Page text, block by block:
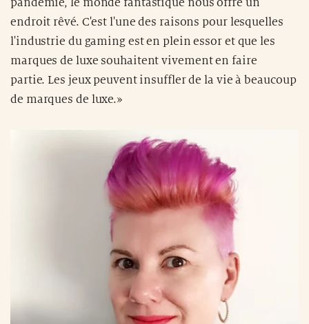
pandémie, le monde fantastique nous offre un
endroit rêvé. C'est l'une des raisons pour lesquelles
l'industrie du gaming est en plein essor et que les
marques de luxe souhaitent vivement en faire
partie. Les jeux peuvent insuffler de la vie à beaucoup
de marques de luxe.»